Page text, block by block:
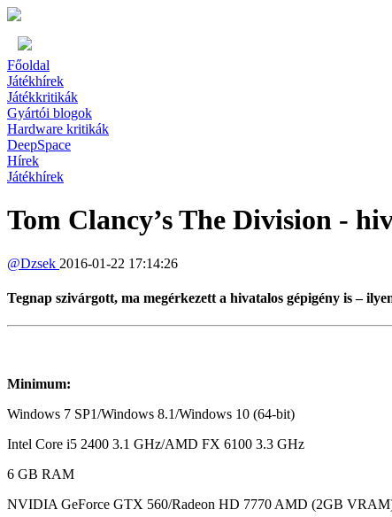
Főoldal
Játékhírek
Játékkritikák
Gyártói blogok
Hardware kritikák
DeepSpace
Hírek
Játékhírek
Tom Clancy’s The Division -
@Dzsek 2016-01-22 17:14:26
Tegnap szivárgott, ma megérkezett a hivatalos gépigény is –
Minimum:
Windows 7 SP1/Windows 8.1/Windows 10 (64-bit)
Intel Core i5 2400 3.1 GHz/AMD FX 6100 3.3 GHz
6 GB RAM
NVIDIA GeForce GTX 560/Radeon HD 7770 AMD (2GB